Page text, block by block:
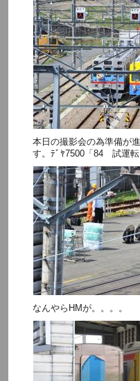
本日の撮影会の為準備が
す。ﾃﾞﾔ7500「84 試運転
なんやらHMが。。。。